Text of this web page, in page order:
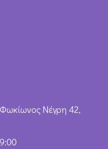
Νέγρη 42,